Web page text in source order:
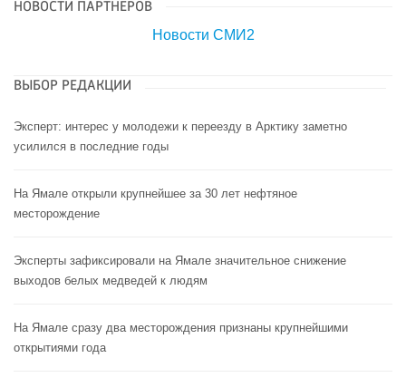
НОВОСТИ ПАРТНЕРОВ
Новости СМИ2
ВЫБОР РЕДАКЦИИ
Эксперт: интерес у молодежи к переезду в Арктику заметно
усилился в последние годы
На Ямале открыли крупнейшее за 30 лет нефтяное
месторождение
Эксперты зафиксировали на Ямале значительное снижение
выходов белых медведей к людям
На Ямале сразу два месторождения признаны крупнейшими
открытиями года